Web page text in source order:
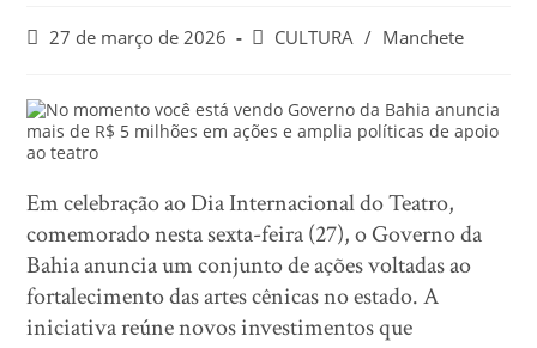
27 de março de 2026 CULTURA / Manchete
Em celebração ao Dia Internacional do Teatro,
comemorado nesta sexta-feira (27), o Governo da
Bahia anuncia um conjunto de ações voltadas ao
fortalecimento das artes cênicas no estado. A
iniciativa reúne novos investimentos que